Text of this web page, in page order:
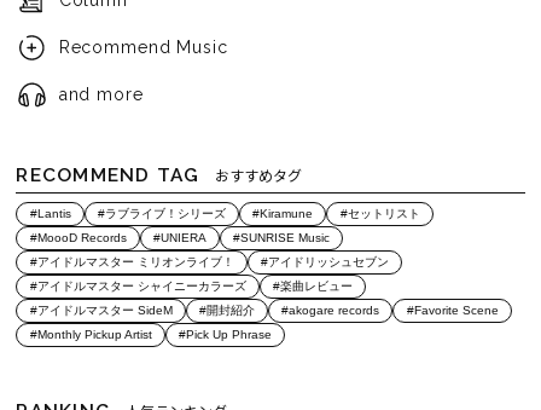
Recommend Music
and more
RECOMMEND TAG おすすめタグ
#Lantis #ラブライブ！シリーズ #Kiramune
#セットリスト
#MoooD Records
#UNIERA
#SUNRISE Music
#アイドルマスター ミリオンライブ！
#アイドリッシュセブン
#アイドルマスター シャイニーカラーズ
#楽曲レビュー
#アイドルマスター SideM
#開封紹介 #akogare records
#Favorite Scene
#Monthly Pickup Artist
#Pick Up Phrase